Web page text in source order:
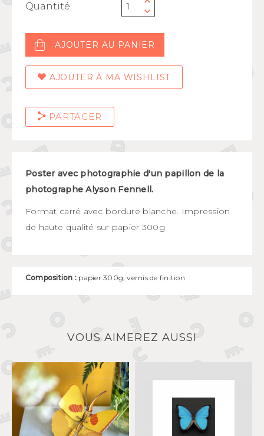
Quantité
AJOUTER AU PANIER
AJOUTER À MA WISHLIST
PARTAGER
Poster avec photographie d'un papillon de la
photographe Alyson Fennell.
Format carré avec bordure blanche. Impression
de haute qualité sur papier 300g
Composition : papier 300g, vernis de finition
VOUS AIMEREZ AUSSI